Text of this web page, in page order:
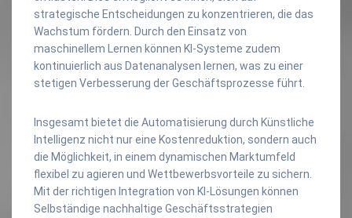
strategische Entscheidungen zu konzentrieren, die das
Wachstum fördern. Durch den Einsatz von
maschinellem Lernen können KI-Systeme zudem
kontinuierlich aus Datenanalysen lernen, was zu einer
stetigen Verbesserung der Geschäftsprozesse führt.
Insgesamt bietet die Automatisierung durch Künstliche
Intelligenz nicht nur eine Kostenreduktion, sondern auch
die Möglichkeit, in einem dynamischen Marktumfeld
flexibel zu agieren und Wettbewerbsvorteile zu sichern.
Mit der richtigen Integration von KI-Lösungen können
Selbständige nachhaltige Geschäftsstrategien